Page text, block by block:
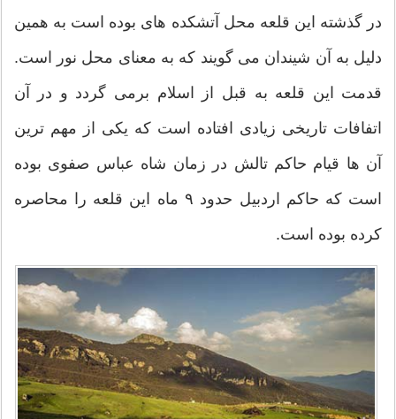
در گذشته این قلعه محل آتشکده های بوده است به همین
دلیل به آن شیندان می گویند که به معنای محل نور است.
قدمت این قلعه به قبل از اسلام برمی گردد و در آن
اتفافات تاریخی زیادی افتاده است که یکی از مهم ترین
آن ها قیام حاکم تالش در زمان شاه عباس صفوی بوده
است که حاکم اردبیل حدود ۹ ماه این قلعه را محاصره
کرده بوده است.